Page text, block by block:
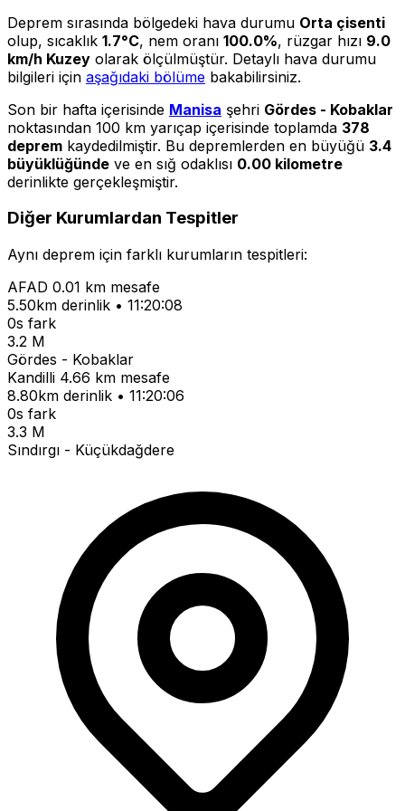
Deprem sırasında bölgedeki hava durumu Orta çisenti
olup, sıcaklık 1.7°C, nem oranı 100.0%, rüzgar hızı 9.0
km/h Kuzey olarak ölçülmüştür. Detaylı hava durumu
bilgileri için aşağıdaki bölüme bakabilirsiniz.
Son bir hafta içerisinde Manisa şehri Gördes - Kobaklar
noktasından 100 km yarıçap içerisinde toplamda 378
deprem kaydedilmiştir. Bu depremlerden en büyüğü 3.4
büyüklüğünde ve en sığ odaklısı 0.00 kilometre
derinlikte gerçekleşmiştir.
Diğer Kurumlardan Tespitler
Aynı deprem için farklı kurumların tespitleri:
AFAD 0.01 km mesafe
5.50km derinlik • 11:20:08
0s fark
3.2 M
Gördes - Kobaklar
Kandilli 4.66 km mesafe
8.80km derinlik • 11:20:06
0s fark
3.3 M
Sındırgı - Küçükdağdere